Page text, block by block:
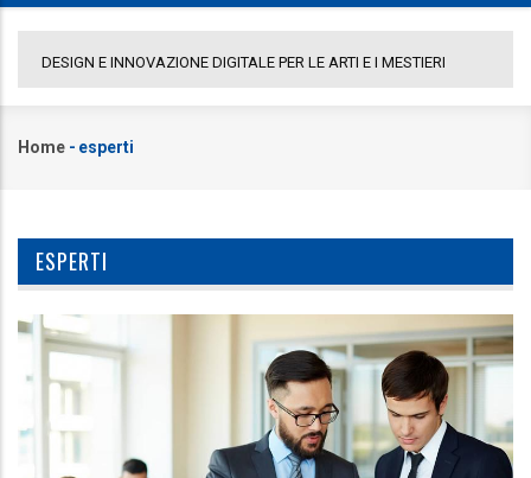
DESIGN E INNOVAZIONE DIGITALE PER LE ARTI E I MESTIERI
Briciole
Home - esperti
ESPERTI